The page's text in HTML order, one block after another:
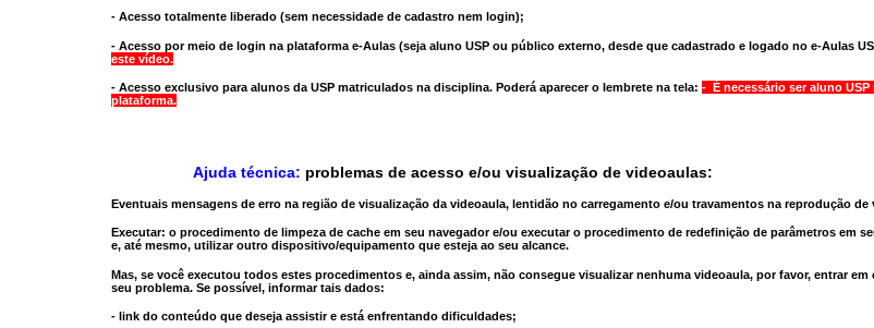
- Acesso totalmente liberado (sem necessidade de cadastro nem login);
- Acesso por meio de login na plataforma e-Aulas (seja aluno USP ou público externo, desde que cadastrado e logado no e-Aulas
este vídeo.
- Acesso exclusivo para alunos da USP matriculados na disciplina. Poderá aparecer o lembrete na tela: - É necessário ser aluno
plataforma.
Ajuda técnica: problemas de acesso e/ou visualização de videoaulas:
Eventuais mensagens de erro na região de visualização da videoaula, lentidão no carregamento e/ou travamentos na reprodução de
Executar: o procedimento de limpeza de cache em seu navegador e/ou executar o procedimento de redefinição de parâmetros em
e, até mesmo, utilizar outro dispositivo/equipamento que esteja ao seu alcance.
Mas, se você executou todos estes procedimentos e, ainda assim, não consegue visualizar nenhuma videoaula, por favor, entrar
seu problema. Se possível, informar tais dados:
- link do conteúdo que deseja assistir e está enfrentando dificuldades;